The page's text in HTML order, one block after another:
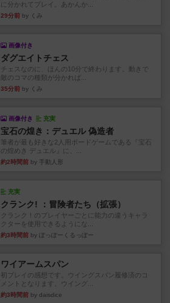
に分かれてプレイ。あかんか...
29分前 by くみ
画像付き
ダグエイトチェス
チェスなのに、ほんの10分で終わります。動きで
敵のコマの種類が分かれば...
35分前 by くみ
画像付き 充実
宝石の煌き：デュエル 偽造者
筆者が最も好きな2人用ボードゲームである『宝石
の煌めき デュエル』に、...
約2時間前 by 手動人形
充実
クランク! ：冒険者たち（拡張）
クランク！のプレイヤーごとに能力の違うキャラ
クターを使用できるようにな...
約3時間前 by ぽっぽーくるっぽー
ワイアームスパン
初プレイの感想です。ウイングスパン履修済のコ
メントとなります。ウイング...
約3時間前 by daisdice